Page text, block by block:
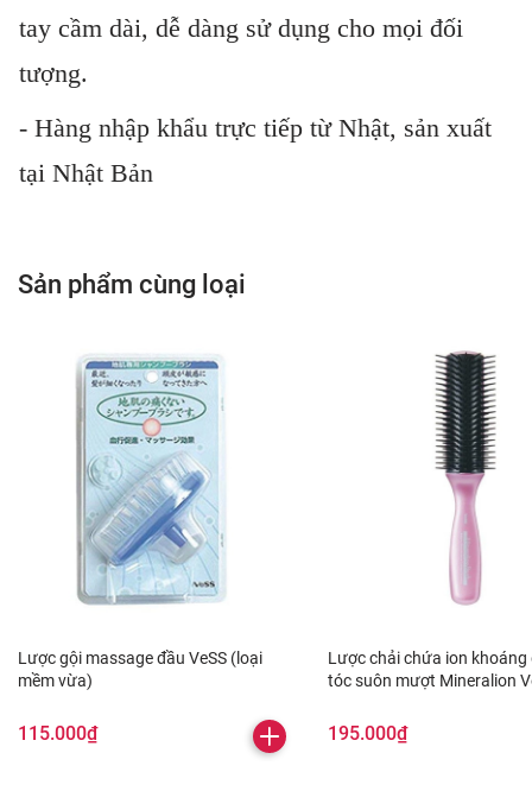
tay cầm dài, dễ dàng sử dụng cho mọi đối
tượng.
- Hàng nhập khẩu trực tiếp từ Nhật, sản xuất
tại Nhật Bản
Sản phẩm cùng loại
Lược gội massage đầu VeSS (loại
mềm vừa)
115.000₫
Lược chải chứa ion
tóc suôn mượt Mineralion
195.000₫